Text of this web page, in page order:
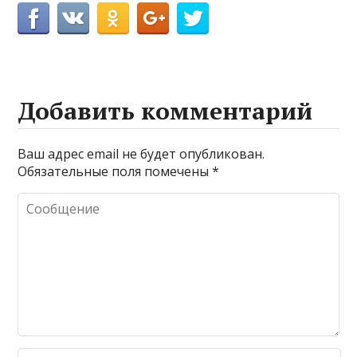
Добавить комментарий
Ваш адрес email не будет опубликован.
Обязательные поля помечены*